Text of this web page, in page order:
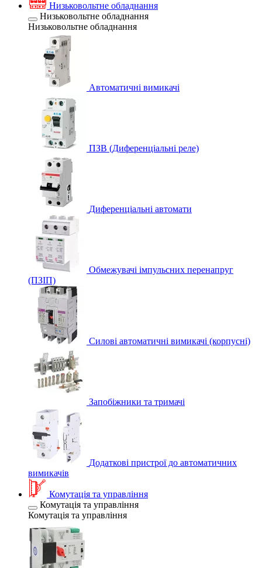
Низьковольтне обладнання
Низьковольтне обладнання
Низьковольтне обладнання
Автоматичні вимикачі
ПЗВ (Диференціальні реле)
Диференціальні автомати
Обмежувачі імпульсних перенапруг
(ПЗІП)
Силові автоматичні вимикачі (корпусні)
Запобіжники та тримачі
Додаткові пристрої до автоматичних
вимикачів
Комутація та управління
Комутація та управління
Комутація та управління